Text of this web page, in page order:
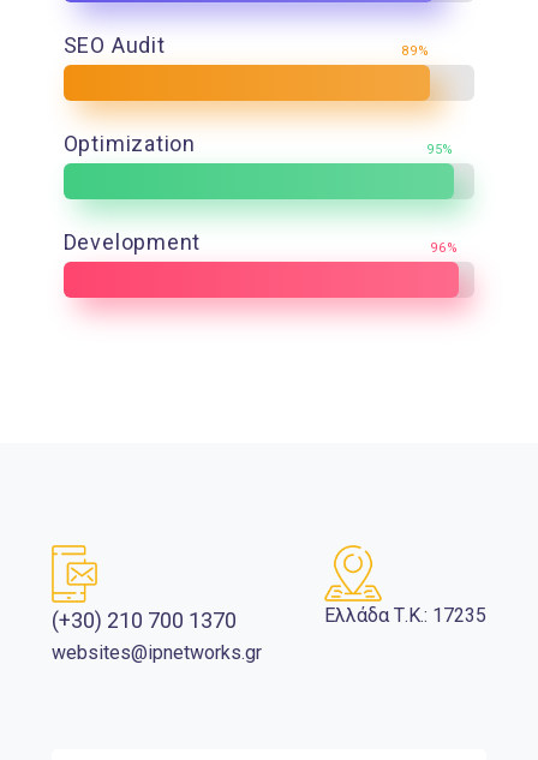
SEO Audit 89%
Optimization 95%
Development 96%
(+30) 210 700 1370
websites@ipnetworks.gr
Ελλάδα Τ.Κ.: 17235